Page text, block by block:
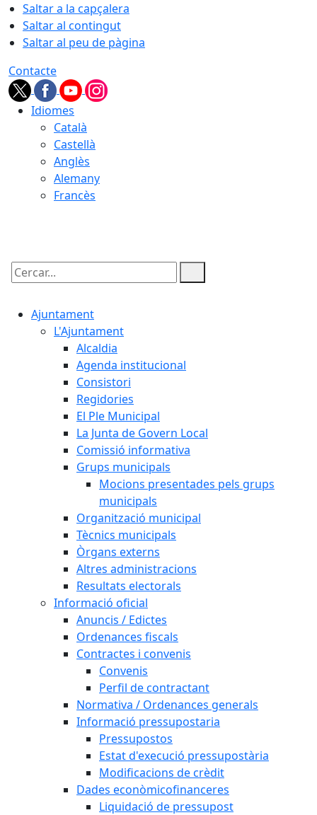
Saltar a la capçalera
Saltar al contingut
Saltar al peu de pàgina
Contacte
Idiomes
Català
Castellà
Anglès
Alemany
Francès
Cercar:
Ajuntament
L'Ajuntament
Alcaldia
Agenda institucional
Consistori
Regidories
El Ple Municipal
La Junta de Govern Local
Comissió informativa
Grups municipals
Mocions presentades pels grups
municipals
Organització municipal
Tècnics municipals
Òrgans externs
Altres administracions
Resultats electorals
Informació oficial
Anuncis / Edictes
Ordenances fiscals
Contractes i convenis
Convenis
Perfil de contractant
Normativa / Ordenances generals
Informació pressupostaria
Pressupostos
Estat d'execució pressupostària
Modificacions de crèdit
Dades econòmicofinanceres
Liquidació de pressupost